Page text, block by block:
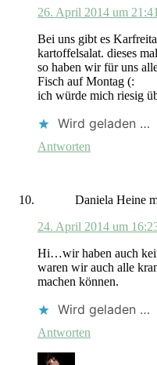
26. April 2014 um 21:41
Bei uns gibt es
kartoffelsalat. dieses
so haben wir für uns
Fisch auf Montag (:
ich würde mich riesig
Wird geladen …
Antworten
Daniela Heine
24. April 2014 um
Hi…wir haben auch
waren wir auch alle
machen können.
Wird geladen …
Antworten